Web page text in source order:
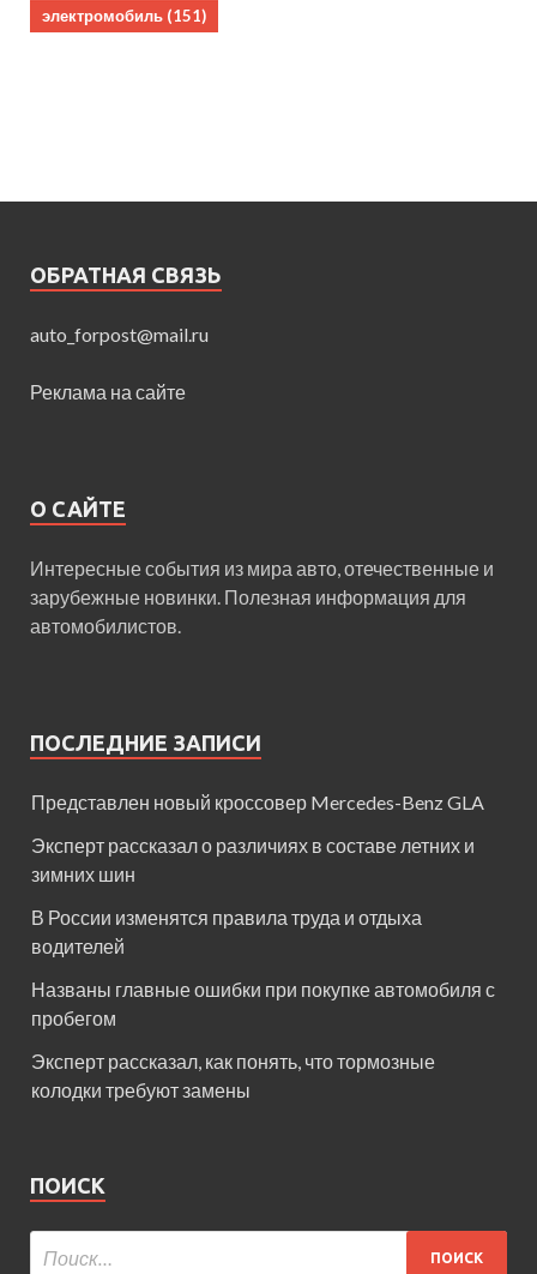
электромобиль (151)
ОБРАТНАЯ СВЯЗЬ
auto_forpost@mail.ru
Реклама на сайте
О САЙТЕ
Интересные события из мира авто, отечественные и
зарубежные новинки. Полезная информация для
автомобилистов.
ПОСЛЕДНИЕ ЗАПИСИ
Представлен новый кроссовер Mercedes-Benz GLA
Эксперт рассказал о различиях в составе летних и
зимних шин
В России изменятся правила труда и отдыха
водителей
Названы главные ошибки при покупке автомобиля с
пробегом
Эксперт рассказал, как понять, что тормозные
колодки требуют замены
ПОИСК